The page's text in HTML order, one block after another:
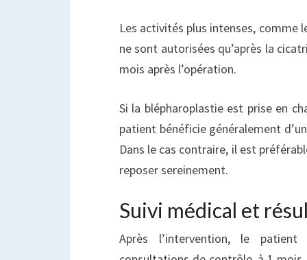
Les activités plus intenses, comme
ne sont autorisées qu’après la
mois après l’opération.
Si la blépharoplastie est prise en
patient bénéficie généralement
Dans le cas contraire, il est
reposer sereinement.
Suivi médical et
Après l’intervention, le